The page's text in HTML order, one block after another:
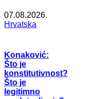
07.08.2026.
Hrvatska
Konaković:
Što je
konstitutivnost?
Što je
legitimno